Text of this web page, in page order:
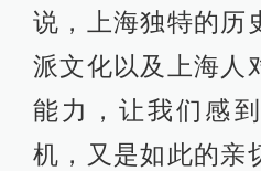
说，上海独特的历
派文化以及上海人
能力，让我们感
机，又是如此的亲